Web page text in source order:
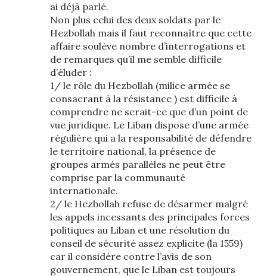
ai déjà parlé.
Non plus celui des deux soldats par le
Hezbollah mais il faut reconnaître que cette
affaire soulève nombre d’interrogations et
de remarques qu’il me semble difficile
d’éluder :
1/ le rôle du Hezbollah (milice armée se
consacrant à la résistance ) est difficile à
comprendre ne serait-ce que d’un point de
vue juridique. Le Liban dispose d’une armée
régulière qui a la responsabilité de défendre
le territoire national, la présence de
groupes armés parallèles ne peut être
comprise par la communauté
internationale.
2/ le Hezbollah refuse de désarmer malgré
les appels incessants des principales forces
politiques au Liban et une résolution du
conseil de sécurité assez explicite (la 1559)
car il considère contre l’avis de son
gouvernement, que le Liban est toujours